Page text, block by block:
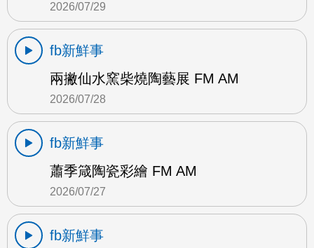
2026/07/29
fb新鮮事
兩撇仙水窯柴燒陶藝展 FM AM
2026/07/28
fb新鮮事
蕭季箴陶瓷彩繪 FM AM
2026/07/27
fb新鮮事